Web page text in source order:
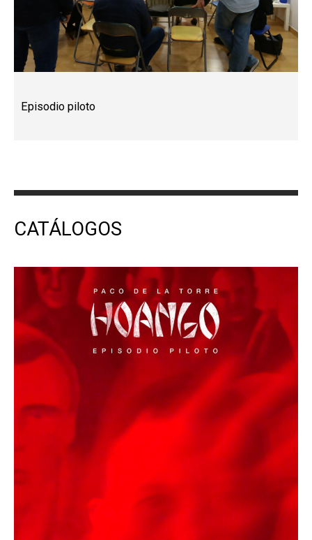
Episodio piloto
CATÁLOGOS